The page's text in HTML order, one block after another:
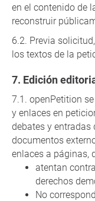
en el contenido de
reconstruir
Previa
los textos de la
Edición
openPetition
y enlaces en
debates y entradas
documentos
enlaces a páginas,
atentan
derechos
No